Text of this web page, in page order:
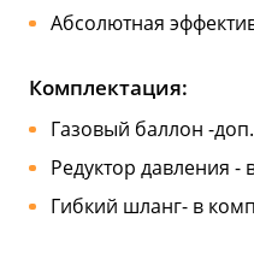
Абсолютная
Комплектация:
Газовый баллон -
Редуктор давления -
Гибкий шланг- в